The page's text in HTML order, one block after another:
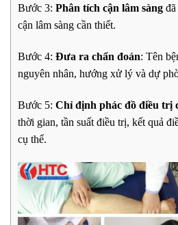
Bước 3: Phân tích cận lâm sàng
cận lâm sàng cần thiết.
Bước 4: Đưa ra chẩn đoán: Tên
nguyên nhân, hướng xử lý và dự
Bước 5: Chỉ định phác đồ điều trị
thời gian, tần suất điều trị, kết quả
cụ thể.